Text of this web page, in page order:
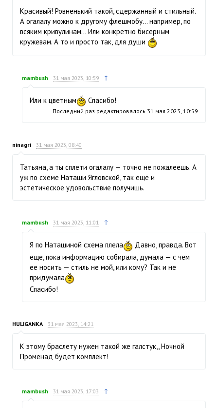
Красивый! Ровненький такой, сдержанный и стильный.
А огалалу можно к другому флешмобу… например, по
всяким кривулинам… Или конкретно бисерным
кружевам. А то и просто так, для души
mambush 31 мая 2023, 10:59 ↑
Или к цветным Спасибо!
Последний раз редактировалось 31 мая 2023, 10:59
ninagri 31 мая 2023, 08:40
Татьяна, а ты сплети огалалу — точно не пожалеешь. А
уж по схеме Наташи Ягловской, так ещё и
эстетическое удовольствие получишь.
mambush 31 мая 2023, 11:01 ↑
Я по Наташиной схема плела
Давно, правда. Вот
еще, пока информацию собирала, думала — с чем
ее носить — стиль не мой, или кому? Так и не
придумала
Спасибо!
HULIGANKA 31 мая 2023, 14:21
К этому браслету нужен такой же галстук,, Ночной
Променад будет комплект!
mambush 31 мая 2023, 17:03 ↑